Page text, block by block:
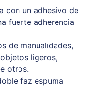
con un adhesivo de
fuerte adherencia
de manualidades,
ligeros,
otros.
faz espuma